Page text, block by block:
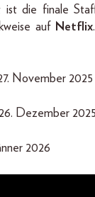
ist die finale
auf Netflix
November 2025
Dezember 2025
2026